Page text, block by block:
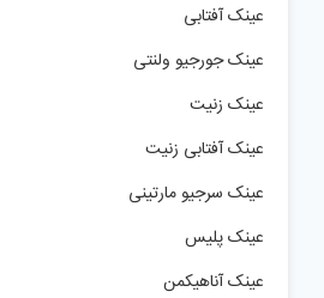
عینک آفتابی
عینک جورجیو ولنتی
عینک زنیت
عینک آفتابی زنیت
عینک سرجیو مارتینی
عینک پلیس
عینک آناهیکمن